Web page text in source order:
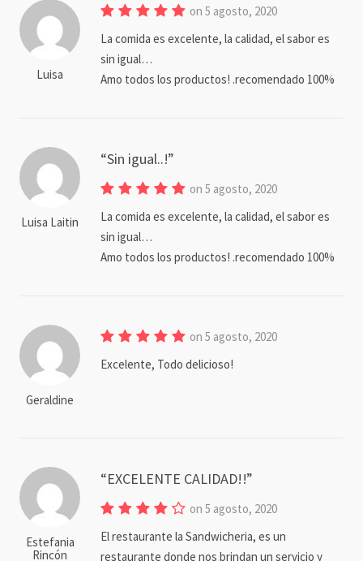
Luisa
on 5 agosto, 2020
La comida es excelente, la calidad, el sabor es
sin igual…
Amo todos los productos! .recomendado 100%
Luisa Laitin
Sin igual..!
on 5 agosto, 2020
La comida es excelente, la calidad, el sabor es
sin igual…
Amo todos los productos! .recomendado 100%
Geraldine
on 5 agosto, 2020
Excelente, Todo delicioso!
Estefania
Rincón
EXCELENTE CALIDAD!!
on 5 agosto, 2020
El restaurante la Sandwicheria, es un
restaurante donde nos brindan un servicio y